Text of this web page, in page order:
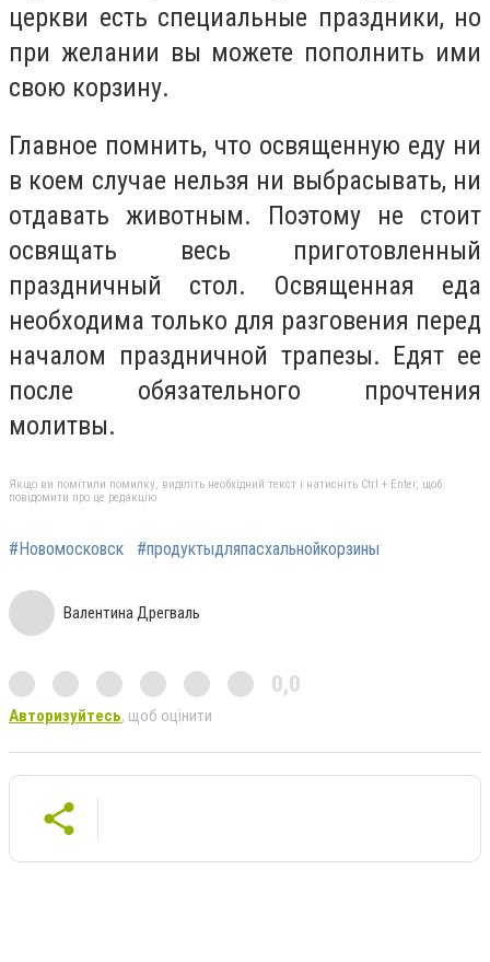
церкви есть специальные праздники, но
при желании вы можете пополнить ими
свою корзину.
Главное помнить, что освященную еду ни
в коем случае нельзя ни выбрасывать, ни
отдавать животным. Поэтому не стоит
освящать весь приготовленный
праздничный стол. Освященная еда
необходима только для разговения перед
началом праздничной трапезы. Едят ее
после обязательного прочтения
молитвы.
Якщо ви помітили помилку, виділіть необхідний текст і натисніть Ctrl + Enter, щоб
повідомити про це редакцію
#Новомосковск #продуктыдляпасхальнойкорзины
Валентина Дрегваль
0,0
Авторизуйтесь, щоб оцінити